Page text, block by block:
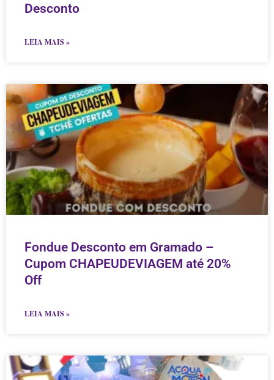
Desconto
LEIA MAIS »
Fondue Desconto em Gramado –
Cupom CHAPEUDEVIAGEM até 20%
Off
LEIA MAIS »